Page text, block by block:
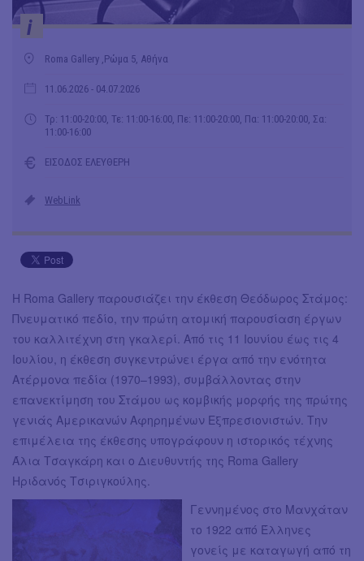
i
Roma Gallery ,Ρώμα 5, Αθήνα
11.06.2026 - 04.07.2026
Τρ: 11:00-20:00, Τε: 11:00-16:00, Πε: 11:00-20:00, Πα: 11:00-20:00, Σα:
11:00-16:00
ΕΙΣΟΔΟΣ ΕΛΕΥΘΕΡΗ
WebLink
Η Roma Gallery παρουσιάζει την έκθεση Θεόδωρος Στάμος:
Πνευματικό πεδίο, την πρώτη ατομική παρουσίαση έργων
του καλλιτέχνη στη γκαλερί. Από τις 11 Ιουνίου έως τις 4
Ιουλίου, η έκθεση συγκεντρώνει έργα από την ενότητα
Ατέρμονα πεδία (1970–1993), συμβάλλοντας στην
επανεκτίμηση του Στάμου ως κομβικής μορφής της πρώτης
γενιάς Αμερικανών Αφηρημένων Εξπρεσιονιστών. Την
επιμέλεια της έκθεσης υπογράφουν η ιστορικός τέχνης
Άλια Τσαγκάρη και ο Διευθυντής της Roma Gallery
Ηριδανός Τσιριγκούλης.
Γεννημένος στο Μανχάταν
το 1922 από Έλληνες
γονείς με καταγωγή από τη